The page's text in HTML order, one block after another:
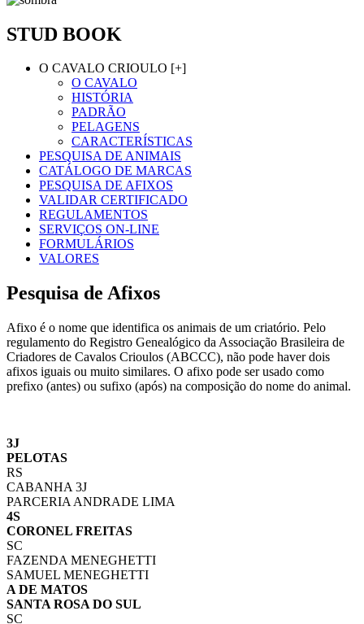
STUD BOOK
O CAVALO CRIOULO [+]
O CAVALO
HISTÓRIA
PADRÃO
PELAGENS
CARACTERÍSTICAS
PESQUISA DE ANIMAIS
CATÁLOGO DE MARCAS
PESQUISA DE AFIXOS
VALIDAR CERTIFICADO
REGULAMENTOS
SERVIÇOS ON-LINE
FORMULÁRIOS
VALORES
Pesquisa de Afixos
Afixo é o nome que identifica os animais de um criatório. Pelo
regulamento do Registro Genealógico da Associação Brasileira de
Criadores de Cavalos Crioulos (ABCCC), não pode haver dois
afixos iguais ou muito similares. O afixo pode ser usado como
prefixo (antes) ou sufixo (após) na composição do nome do animal.
3J
PELOTAS
RS
CABANHA 3J
PARCERIA ANDRADE LIMA
4S
CORONEL FREITAS
SC
FAZENDA MENEGHETTI
SAMUEL MENEGHETTI
A DE MATOS
SANTA ROSA DO SUL
SC